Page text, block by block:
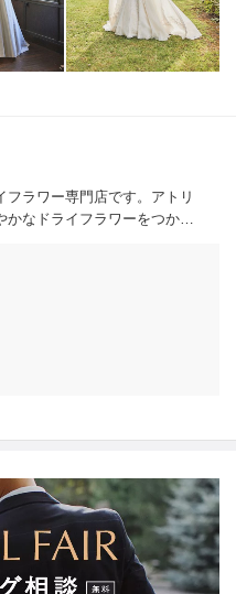
悔しないお衣裳選びをお手伝
ラワー専門店です。 アトリ
かなドライフラワーをつかっ
ています。
だけます。
もあるので、それぞれブー
きます。